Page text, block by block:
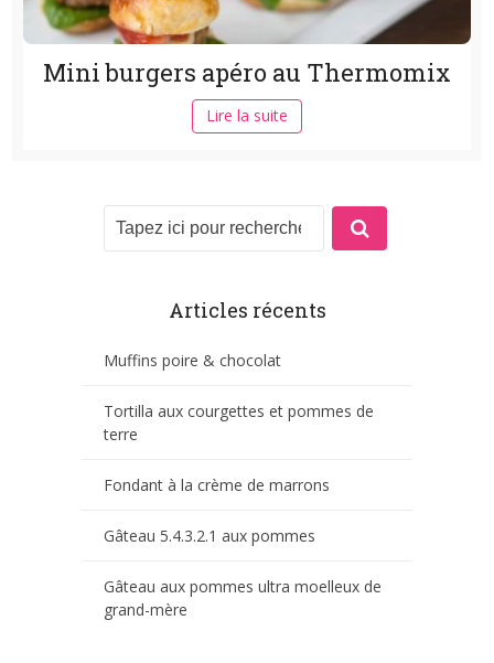
Mini burgers apéro au Thermomix
Lire la suite
Articles récents
Muffins poire & chocolat
Tortilla aux courgettes et pommes de
terre
Fondant à la crème de marrons
Gâteau 5.4.3.2.1 aux pommes
Gâteau aux pommes ultra moelleux de
grand-mère